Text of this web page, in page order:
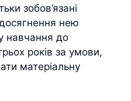
зобов’язані
нею
навчання до
років за умови,
матеріальну